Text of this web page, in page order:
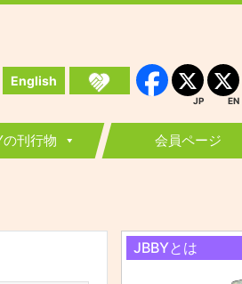
English Facebook
JP
JP EN
刊行物 会員ページ
JBBYとは